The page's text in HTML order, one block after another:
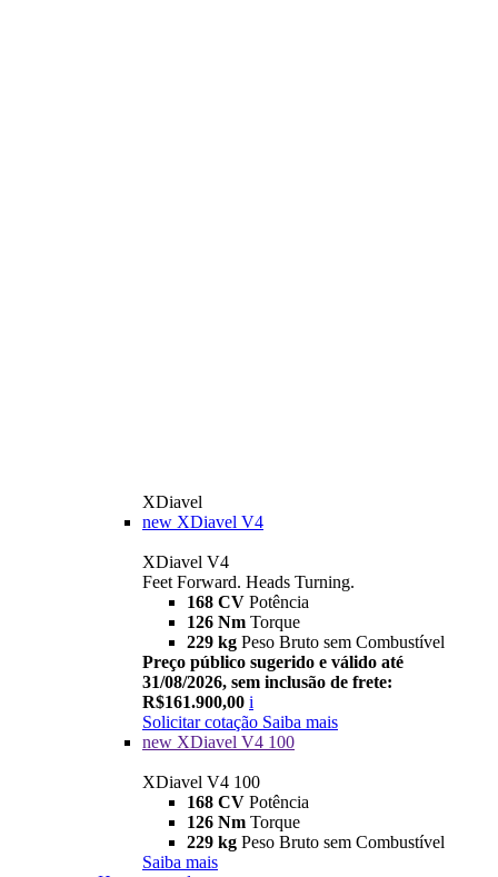
XDiavel
new XDiavel V4
XDiavel V4
Feet Forward. Heads Turning.
168 CV Potência
126 Nm Torque
229 kg Peso Bruto sem Combustível
Preço público sugerido e válido até
31/08/2026, sem inclusão de frete:
R$161.900,00 i
Solicitar cotação Saiba mais
new XDiavel V4 100
XDiavel V4 100
168 CV Potência
126 Nm Torque
229 kg Peso Bruto sem Combustível
Saiba mais